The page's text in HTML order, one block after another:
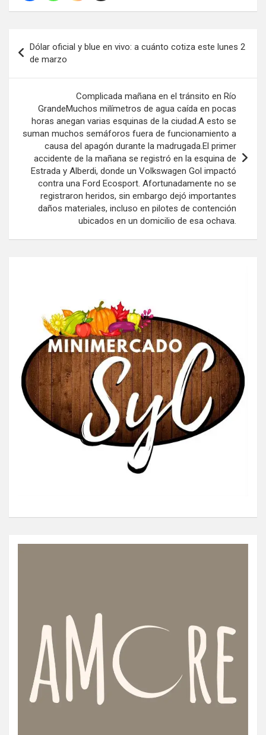
de
entradas
Dólar oficial y blue en vivo: a cuánto cotiza este lunes 2
de marzo
Complicada mañana en el tránsito en Río
GrandeMuchos milímetros de agua caída en pocas
horas anegan varias esquinas de la ciudad.A esto se
suman muchos semáforos fuera de funcionamiento a
causa del apagón durante la madrugada.El primer
accidente de la mañana se registró en la esquina de
Estrada y Alberdi, donde un Volkswagen Gol impactó
contra una Ford Ecosport. Afortunadamente no se
registraron heridos, sin embargo dejó importantes
daños materiales, incluso en pilotes de contención
ubicados en un domicilio de esa ochava.